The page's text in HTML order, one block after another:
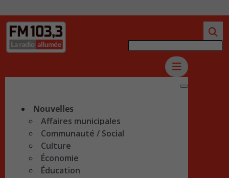
Nouvelles
Affaires municipales
Communauté / Social
Culture
Économie
Éducation